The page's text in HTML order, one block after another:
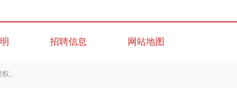
招聘信息 网站地图
。